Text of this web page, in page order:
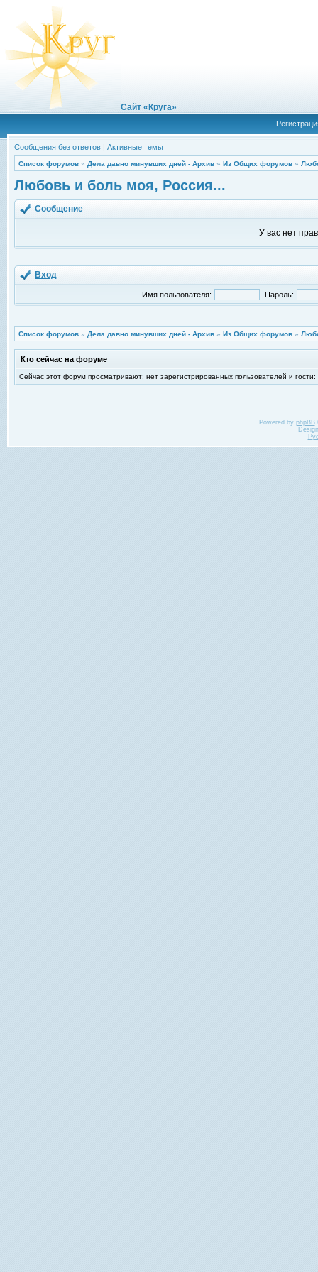
Сайт «Круга»
Сообщения без ответов | Активные темы
Список форумов » Дела давно минувших дней - Архив » Из Общих форумов »
Любовь и боль моя, Россия...
Сообщение
У вас нет
Вход
Имя пользователя: Пароль:
Список форумов » Дела давно минувших дней - Архив » Из Общих форумов »
Кто сейчас на форуме
Сейчас этот форум просматривают: нет зарегистрированных пользователей и гости:
Powered by phpBB